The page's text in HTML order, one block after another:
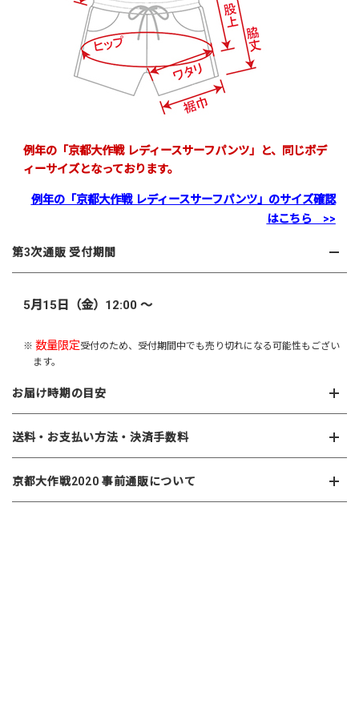
例年の「京都大作戦 レディースサーフパンツ」と、同じボデ
ィーサイズとなっております。
例年の「京都大作戦 レディースサーフパンツ」のサイズ確認
はこちら >>
第3次通販 受付期間
5月15日（金）12:00 ～
※数量限定受付のため、受付期間中でも売り切れになる可能性もござい
ます。
お届け時期の目安
送料・お支払い方法・決済手数料
京都大作戦2020 事前通販について